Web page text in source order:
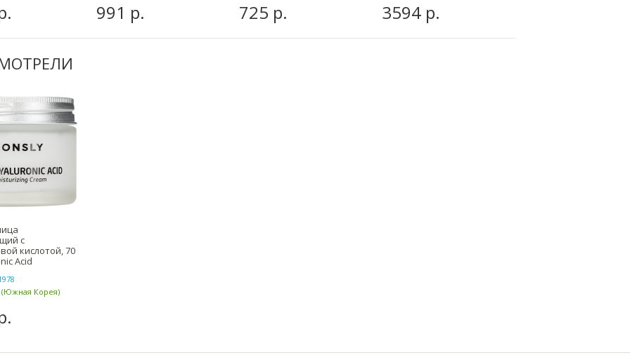
991 р. 725 р. 3594 р.
с
кислотой, 70
Acid
(Южная Корея)